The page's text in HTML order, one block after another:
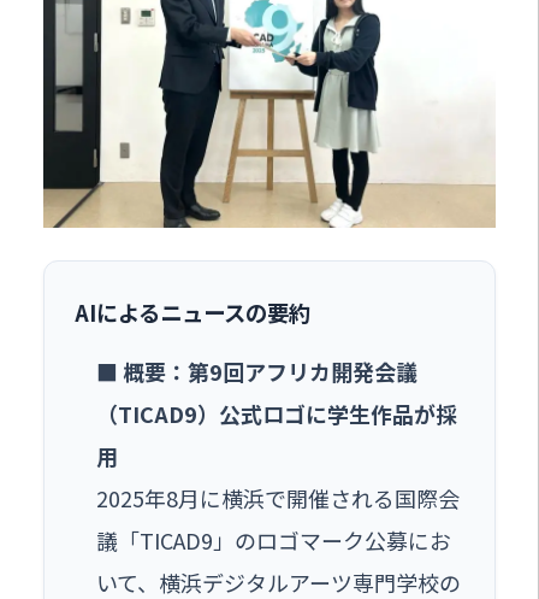
AIによるニュースの要約
■ 概要：第9回アフリカ開発会議
（TICAD9）公式ロゴに学生作品が採
用
2025年8月に横浜で開催される国際会
議「TICAD9」のロゴマーク公募にお
いて、横浜デジタルアーツ専門学校の